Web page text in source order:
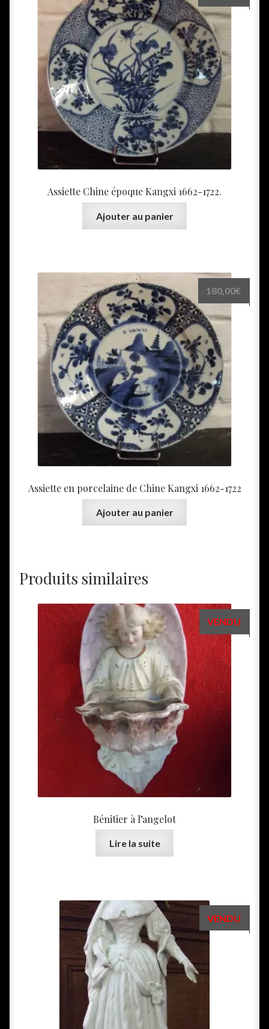
Assiette Chine époque Kangxi 1662-1722.
Ajouter au panier
Assiette en porcelaine de Chine Kangxi 1662-1722
180,00€
Ajouter au panier
Produits similaires
Bénitier à l’angelot
VENDU
Lire la suite
VENDU